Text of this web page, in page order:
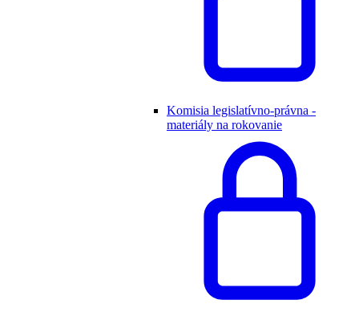
Komisia legislatívno-právna -
materiály na rokovanie